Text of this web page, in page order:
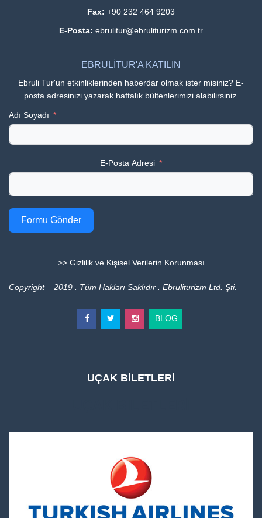
Fax: +90 232 464 9203
E-Posta: ebrulitur@ebruliturizm.com.tr
EBRULİTUR'A KATILIN
Ebruli Tur'un etkinliklerinden haberdar olmak ister misiniz? E-
posta adresinizi yazarak haftalık bültenlerimizi alabilirsiniz.
Adı Soyadı
E-Posta Adresi
Formu Gönder
>> Gizlilik ve Kişisel Verilerin Korunması
Copyright – 2019 . Tüm Hakları Saklıdır . Ebruliturizm Ltd. Şti.
BLOG
UÇAK BİLETLERİ